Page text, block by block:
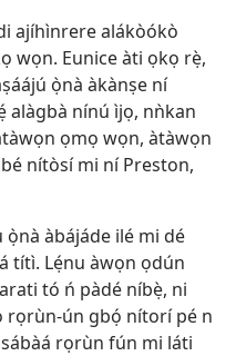
ajíhìnrere alákòókò
wọn. Eunice àti ọkọ rẹ̀,
ọ̀nà àkànṣe ní
alàgbà nínú ìjọ, nǹkan
ọmọ wọn, àtàwọn
nítòsí mi ní Preston,
àbájáde ilé mi dé
títì. Lẹ́nu àwọn ọdún
tó ń pàdé níbẹ̀, ni
rọrùn-ún gbọ́ nítorí pé n
rọrùn fún mi láti